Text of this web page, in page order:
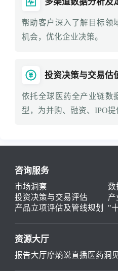
多渠道数据分析及
帮助客户深入了解目标领
机会，优化企业决策。
投资决策与交易估
依托全球医药全产业链数
型，为并购、融资、IPO提
咨询服务
市场洞察
数
投资决策与交易评估
产
产品立项评估及管线规划
"
资源大厅
报告大厅摩熵说直播 医药洞